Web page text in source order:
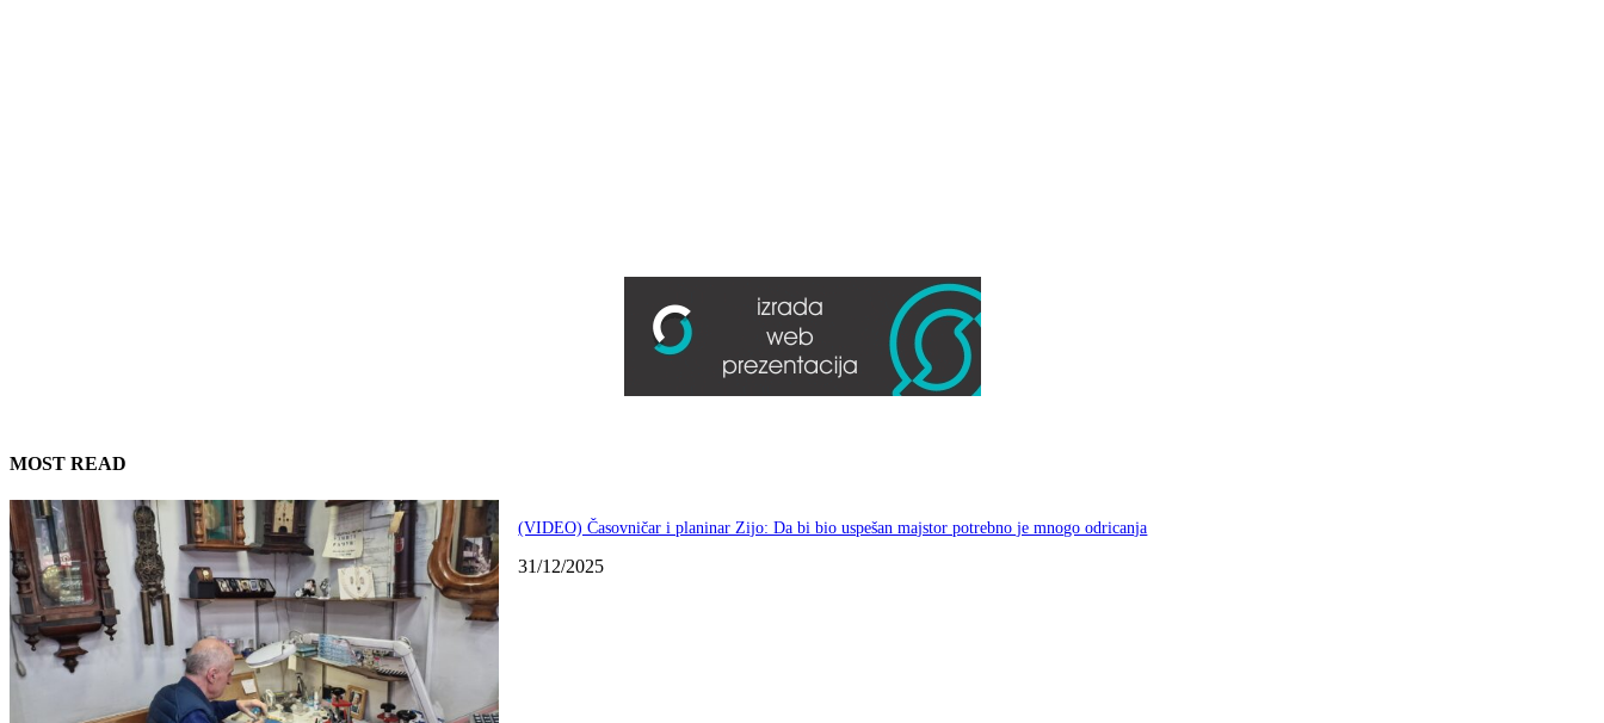
MOST READ
(VIDEO) Časovničar i planinar Zijo: Da bi bio uspešan majstor potrebno je mnogo odricanja
31/12/2025